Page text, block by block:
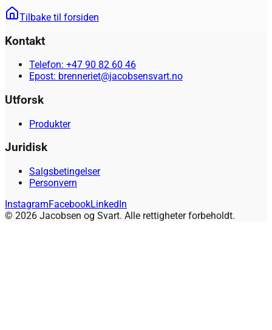
Tilbake til forsiden
Kontakt
Telefon: +47 90 82 60 46
Epost: brenneriet@jacobsensvart.no
Utforsk
Produkter
Juridisk
Salgsbetingelser
Personvern
InstagramFacebookLinkedIn
© 2026 Jacobsen og Svart. Alle rettigheter forbeholdt.